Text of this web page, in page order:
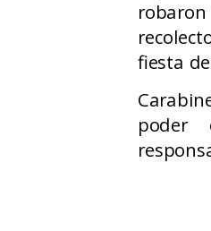
fiesta
poder